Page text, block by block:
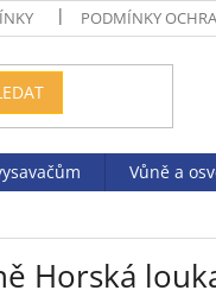
PODMÍNKY
Vůně a
Horská